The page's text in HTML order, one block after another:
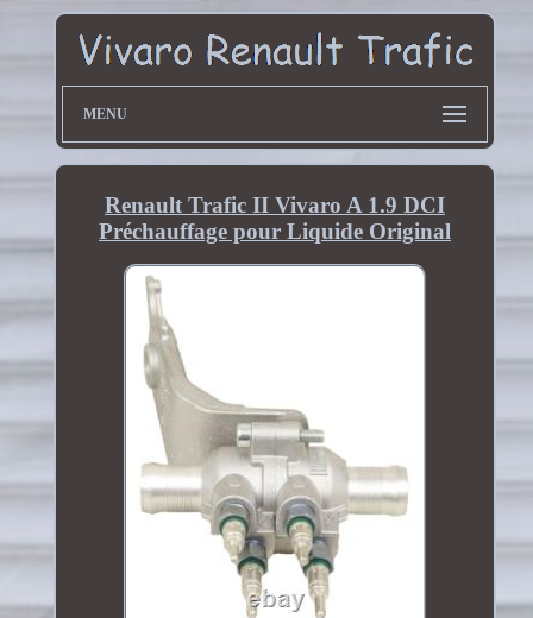
MENU
Renault Trafic II Vivaro A 1.9 DCI
Préchauffage pour Liquide Original